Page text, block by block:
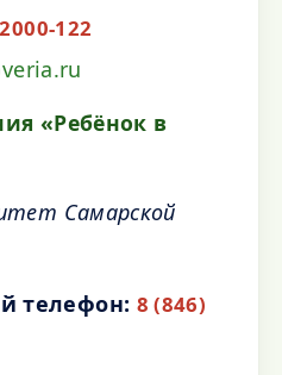
122
«Ребёнок в
Самарской
телефон: 8 (846)